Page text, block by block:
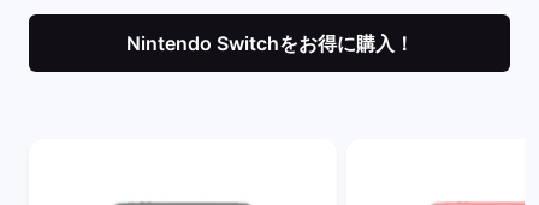
Nintendo Switchをお得に購入！